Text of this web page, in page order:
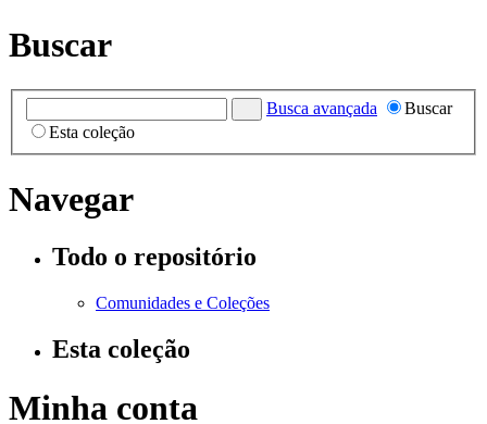
Buscar
Busca avançada
Buscar
Esta coleção
Navegar
Todo o repositório
Comunidades e Coleções
Esta coleção
Minha conta